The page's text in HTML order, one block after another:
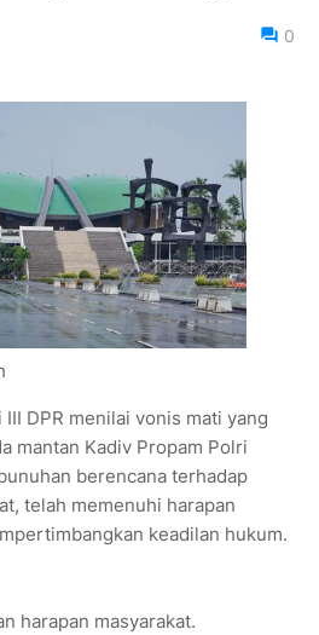
0
III DPR menilai vonis mati yang
mantan Kadiv Propam Polri
berencana terhadap
telah memenuhi harapan
keadilan hukum.
harapan masyarakat.